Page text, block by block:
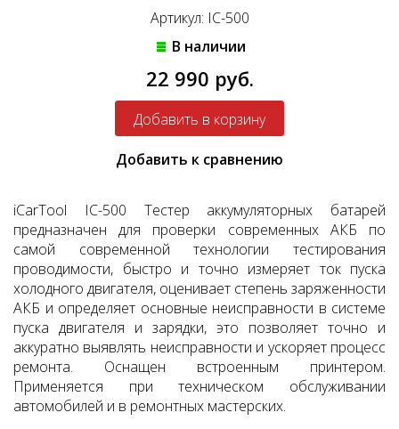
Артикул: IC-500
В наличии
22 990 руб.
Добавить к сравнению
iCarTool IC-500 Тестер аккумуляторных батарей
предназначен для проверки современных АКБ по
самой современной технологии тестирования
проводимости, быстро и точно измеряет ток пуска
холодного двигателя, оценивает степень заряженности
АКБ и определяет основные неисправности в системе
пуска двигателя и зарядки, это позволяет точно и
аккуратно выявлять неисправности и ускоряет процесс
ремонта. Оснащен встроенным принтером.
Применяется при техническом обслуживании
автомобилей и в ремонтных мастерских.